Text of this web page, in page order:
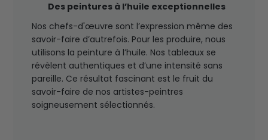
Des peintures à l’huile exceptionnelles
Nos chefs-d'œuvre sont l’expression même des
savoir-faire d’autrefois. Pour les produire, nous
utilisons la peinture à l’huile. Nos tableaux se
révèlent authentiques et d’une intensité sans
pareille. Ce résultat fascinant est le fruit du
savoir-faire de nos artistes-peintres
soigneusement sélectionnés.